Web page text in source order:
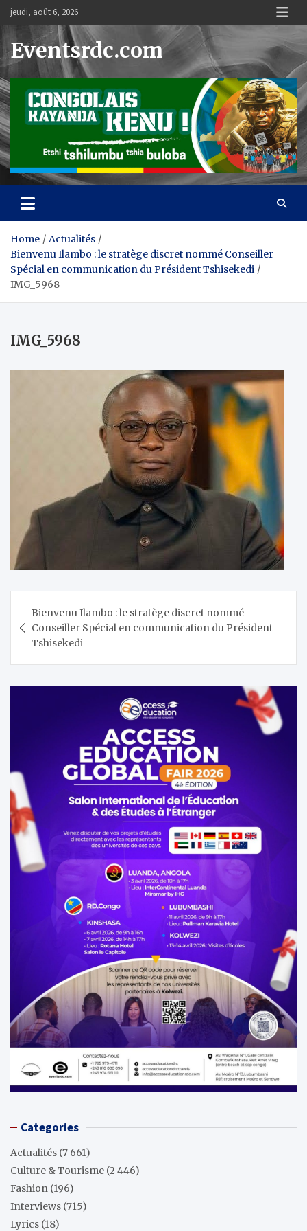
Skip
content
jeudi, août 6, 2026
Eventsrdc.com
Home
Actualités
Bienvenu Ilambo : le stratège discret nommé Conseiller
Spécial en communication du Président Tshisekedi
IMG_5968
IMG_5968
de
l’article
Bienvenu Ilambo : le stratège discret nommé
Conseiller Spécial en communication du Président
Tshisekedi
Categories
Actualités (7 661)
Culture & Tourisme (2 446)
Fashion (196)
Interviews (715)
Lyrics (18)